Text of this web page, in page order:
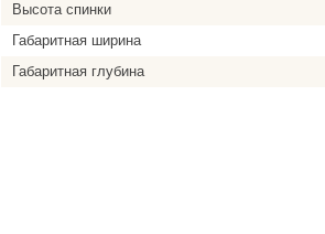
Высота спинки
Габаритная ширина
Габаритная глубина